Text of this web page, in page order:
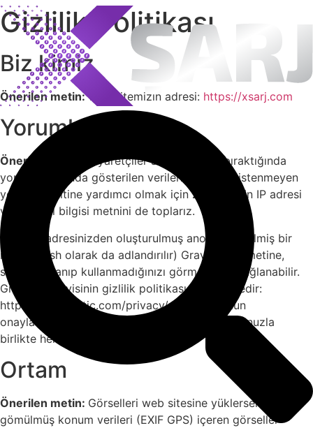
İçeriğe
atla
Gizlilik Politikası
Biz kimiz
Önerilen metin:Web sitemizin adresi: https://xsarj.com
Yorumlar
Önerilen metin:
Ziyaretçiler sitede yorum bıraktığında
yorum formunda gösterilen verileri ve ayrıca istenmeyen
yorum tespitine yardımcı olmak için ziyaretçinin IP adresi
ve tarayıcı bilgisi metnini de toplarız.
E-posta adresinizden oluşturulmuş anonimleştirilmiş bir
metin (hash olarak da adlandırılır) Gravatar hizmetine,
servisi kullanıp kullanmadığınızı görmek için, sağlanabilir.
Gravatar servisinin gizlilik politikası şu adrestedir:
https://automattic.com/privacy/. Yorumunuzun
onaylanmasından sonra profil resminiz yorumunuzla
birlikte herkese görünür.
Ortam
Önerilen metin: Görselleri web sitesine yüklerseniz,
gömülmüş konum verileri (EXIF GPS) içeren görseller